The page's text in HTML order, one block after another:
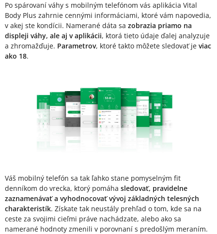
Po spárovaní váhy s mobilným telefónom vás aplikácia Vital
Body Plus zahrnie cennými informáciami, ktoré vám napovedia,
v akej ste kondícii. Namerané dáta sa zobrazia priamo na
displeji váhy, ale aj v aplikácii, ktorá tieto údaje ďalej analyzuje
a zhromažďuje. Parametrov, ktoré takto môžete sledovať je viac
ako 18.
Váš mobilný telefón sa tak ľahko stane pomyselným fit
denníkom do vrecka, ktorý pomáha sledovať, pravidelne
zaznamenávať a vyhodnocovať vývoj základných telesných
charakteristík. Získate tak neustály prehľad o tom, kde sa na
ceste za svojimi cieľmi práve nachádzate, alebo ako sa
namerané hodnoty zmenili v porovnaní s predošlým meraním.